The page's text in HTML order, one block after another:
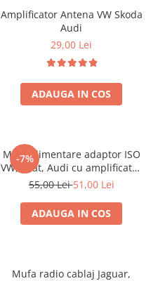
Amplificator Antena VW Skoda
Audi
29,00 Lei
ADAUGA IN COS
-7%
Mufa alimentare adaptor ISO
VW, Seat, Audi cu amplificator
antena
55,00 Lei51,00 Lei
ADAUGA IN COS
Mufa radio cablaj Jaguar,